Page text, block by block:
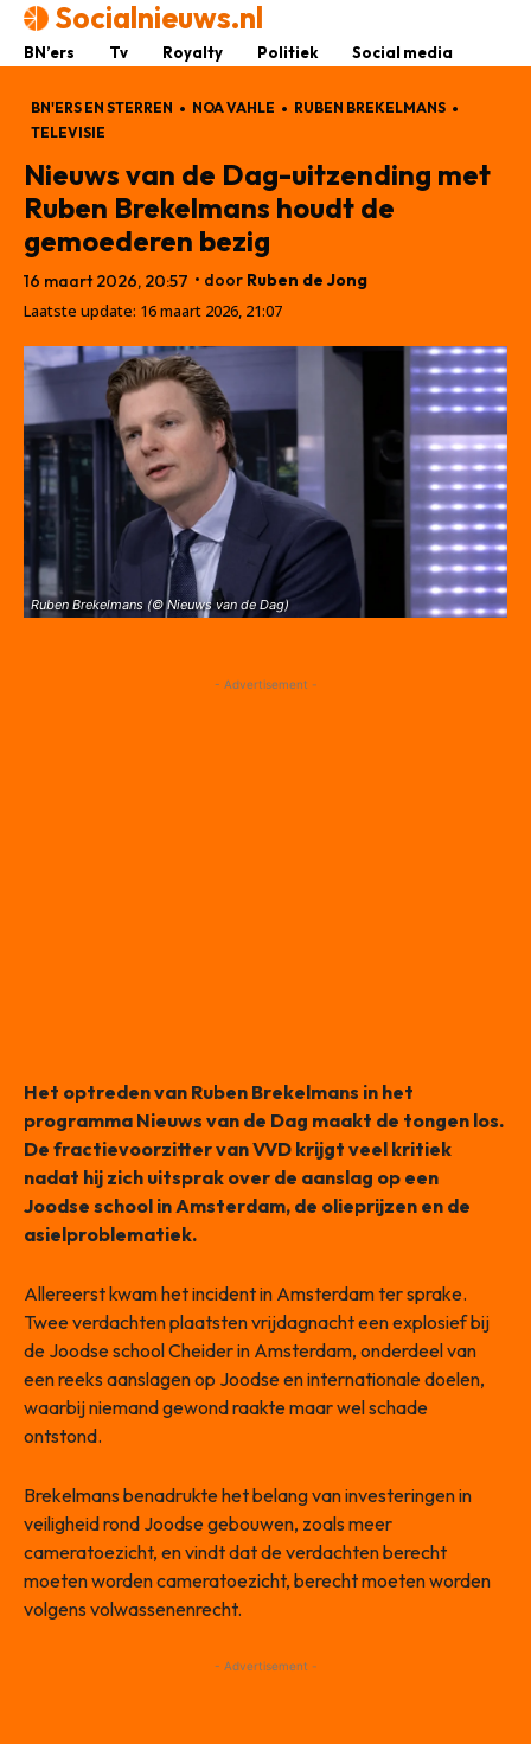
Socialnieuws.nl
BN’ers Tv Royalty Politiek Social media
BN'ERS EN STERREN NOA VAHLE
RUBEN BREKELMANS
TELEVISIE
Nieuws van de Dag-uitzending met
Ruben Brekelmans houdt de
gemoederen bezig
16 maart 2026, 20:57 • door Ruben de Jong
Laatste update: 16 maart 2026, 21:07
Ruben Brekelmans (© Nieuws van de Dag)
- Advertisement -
Het optreden van Ruben Brekelmans in het
programma Nieuws van de Dag maakt de tongen los.
De fractievoorzitter van VVD krijgt veel kritiek
nadat hij zich uitsprak over de aanslag op een
Joodse school in Amsterdam, de olieprijzen en de
asielproblematiek.
Allereerst kwam het incident in Amsterdam ter sprake.
Twee verdachten plaatsten vrijdagnacht een explosief bij
de Joodse school Cheider in Amsterdam, onderdeel van
een reeks aanslagen op Joodse en internationale doelen,
waarbij niemand gewond raakte maar wel schade
ontstond.
Brekelmans benadrukte het belang van investeringen in
veiligheid rond Joodse gebouwen, zoals meer
cameratoezicht, en vindt dat de verdachten berecht
moeten worden cameratoezicht, berecht moeten worden
volgens volwassenenrecht.
- Advertisement -